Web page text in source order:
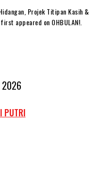
Projek Titipan Kasih &
appeared on OHBULAN!.
2026
PUTRI